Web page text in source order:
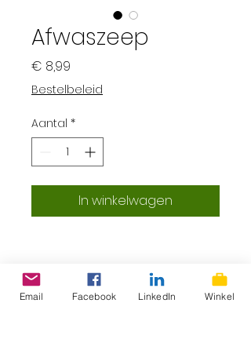
Afwaszeep
€ 8,99
Bestelbeleid
Aantal *
In winkelwagen
ProLokaal – Eerlijk, lokaal &
Email Facebook LinkedIn Winkel